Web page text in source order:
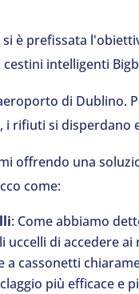
è prefissata
intelligenti
di Dublino.
rifiuti si disperdano
offrendo una
come:
: Come abbiamo
uccelli di accedere
a cassonetti
più efficace e